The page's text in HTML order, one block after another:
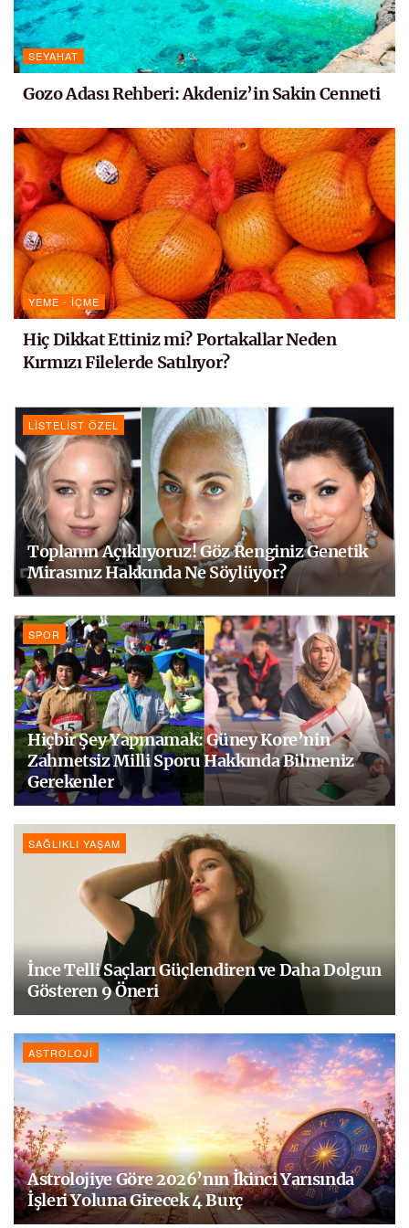
SEYAHAT
Gozo Adası Rehberi: Akdeniz’in Sakin Cenneti
YEME - İÇME
Hiç Dikkat Ettiniz mi? Portakallar Neden
Kırmızı Filelerde Satılıyor?
LISTELIST ÖZEL
Toplanın Açıklıyoruz! Göz Renginiz Genetik
Mirasınız Hakkında Ne Söylüyor?
SPOR
Hiçbir Şey Yapmamak: Güney Kore’nin
Zahmetsiz Milli Sporu Hakkında Bilmeniz
Gerekenler
SAĞLIKLI YAŞAM
İnce Telli Saçları Güçlendiren ve Daha Dolgun
Gösteren 9 Öneri
ASTROLOJI
Astrolojiye Göre 2026’nın İkinci Yarısında
İşleri Yoluna Girecek 4 Burç